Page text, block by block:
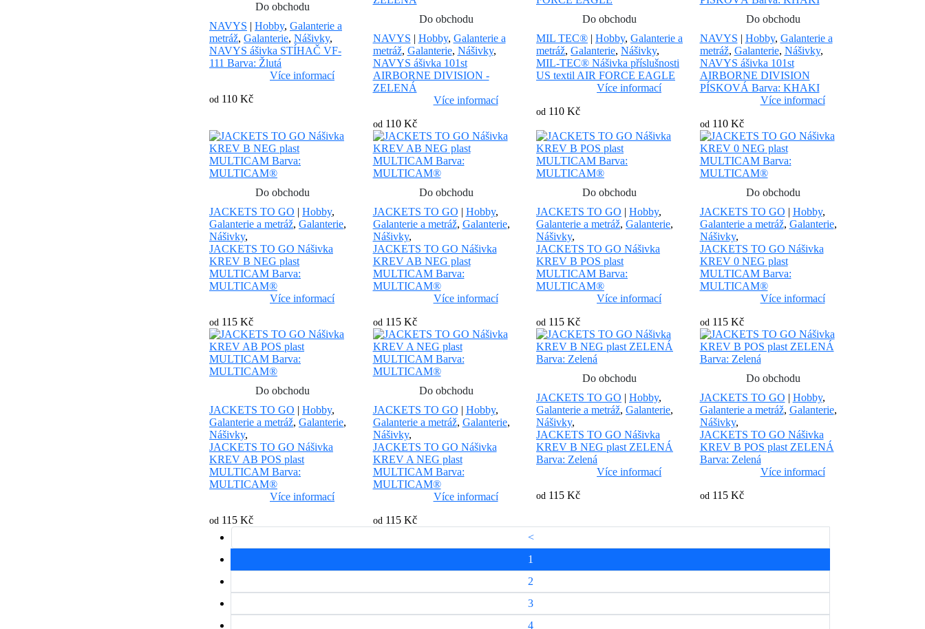
Do obchodu
NAVYS | Hobby, Galanterie a
metráž, Galanterie, Nášivky,
NAVYS ášivka STÍHAČ VF-
111 Barva: Žlutá
Více informací
od 110 Kč
Do obchodu
NAVYS | Hobby, Galanterie a
metráž, Galanterie, Nášivky,
NAVYS ášivka 101st
AIRBORNE DIVISION -
ZELENÁ
Více informací
od 110 Kč
Do obchodu
MIL TEC® | Hobby, Galanterie a
metráž, Galanterie, Nášivky,
MIL-TEC® Nášivka příslušnosti
US textil AIR FORCE EAGLE
Více informací
od 110 Kč
Do obchodu
NAVYS | Hobby, Galanterie a
metráž, Galanterie, Nášivky,
NAVYS ášivka 101st
AIRBORNE DIVISION
PÍSKOVÁ Barva: KHAKI
Více informací
od 110 Kč
Do obchodu
JACKETS TO GO | Hobby,
Galanterie a metráž, Galanterie,
Nášivky,
JACKETS TO GO Nášivka
KREV B NEG plast
MULTICAM Barva:
MULTICAM®
Více informací
od 115 Kč
Do obchodu
JACKETS TO GO | Hobby,
Galanterie a metráž, Galanterie,
Nášivky,
JACKETS TO GO Nášivka
KREV AB NEG plast
MULTICAM Barva:
MULTICAM®
Více informací
od 115 Kč
Do obchodu
JACKETS TO GO | Hobby,
Galanterie a metráž, Galanterie,
Nášivky,
JACKETS TO GO Nášivka
KREV B POS plast
MULTICAM Barva:
MULTICAM®
Více informací
od 115 Kč
Do obchodu
JACKETS TO GO | Hobby,
Galanterie a metráž, Galanterie,
Nášivky,
JACKETS TO GO Nášivka
KREV 0 NEG plast
MULTICAM Barva:
MULTICAM®
Více informací
od 115 Kč
Do obchodu
JACKETS TO GO | Hobby,
Galanterie a metráž, Galanterie,
Nášivky,
JACKETS TO GO Nášivka
KREV AB POS plast
MULTICAM Barva:
MULTICAM®
Více informací
od 115 Kč
Do obchodu
JACKETS TO GO | Hobby,
Galanterie a metráž, Galanterie,
Nášivky,
JACKETS TO GO Nášivka
KREV A NEG plast
MULTICAM Barva:
MULTICAM®
Více informací
od 115 Kč
Do obchodu
JACKETS TO GO | Hobby,
Galanterie a metráž, Galanterie,
Nášivky,
JACKETS TO GO Nášivka
KREV B NEG plast ZELENÁ
Barva: Zelená
Více informací
od 115 Kč
Do obchodu
JACKETS TO GO | Hobby,
Galanterie a metráž, Galanterie,
Nášivky,
JACKETS TO GO Nášivka
KREV B POS plast ZELENÁ
Barva: Zelená
Více informací
od 115 Kč
<
1
2
3
4